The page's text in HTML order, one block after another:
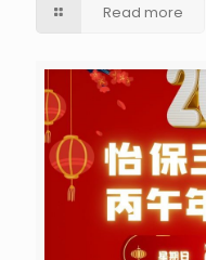
Read more